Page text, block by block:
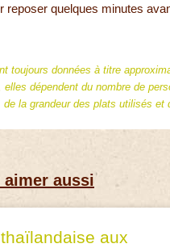
reposer quelques minutes
toujours données à titre
elles dépendent du nombre de
la grandeur des plats utilisés et
aimer aussi
aux